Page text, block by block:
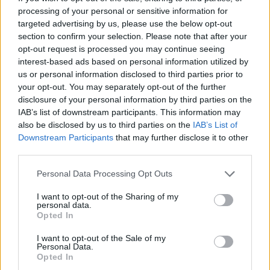
processing of your personal or sensitive information for
targeted advertising by us, please use the below opt-out
section to confirm your selection. Please note that after your
opt-out request is processed you may continue seeing
interest-based ads based on personal information utilized by
us or personal information disclosed to third parties prior to
your opt-out. You may separately opt-out of the further
disclosure of your personal information by third parties on the
IAB’s list of downstream participants. This information may
also be disclosed by us to third parties on the IAB’s List of
Downstream Participants that may further disclose it to other
Please note that this website/app uses one or more Google
not limited to your visit or usage behaviour. You may click to
grant or deny consent to Google and its third-party tags to
use your data for below specified purposes in below Google
consent section.
Personal Data Processing Opt Outs
I want to opt-out of the Sharing of my
personal data.
Opted In
I want to opt-out of the Sale of my
Personal Data.
Opted In
08. 04.
NEM ECETTEL ÉS NEM SZÓDABIKARBÓNÁVAL:
EZZEL LESZ ÚJRA CSILLOGÓ A VÍZKÖVES CSAP
A legjobb trükk
08. 03.
HA MINDIG EZT A MONDATOT HASZNÁLOD, AZ
RENDKÍVÜL MAGAS ÉRZELMI INTELLIGENCIÁRA UTALHAT
Te szoktad?
08. 02.
SOKAN ROSSZUL TÁROLJÁK A GYÓGYSZEREIKET –
EMIATT CSÖKKENHET A HATÁSUK
Érdemes odafigyelni rá
24 óra